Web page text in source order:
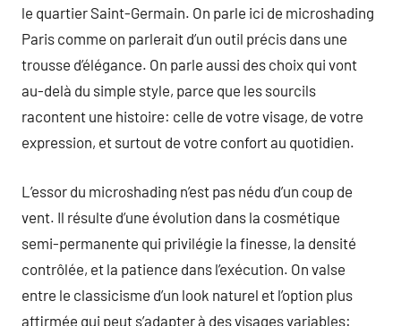
le quartier Saint-Germain. On parle ici de microshading
Paris comme on parlerait d’un outil précis dans une
trousse d’élégance. On parle aussi des choix qui vont
au-delà du simple style, parce que les sourcils
racontent une histoire: celle de votre visage, de votre
expression, et surtout de votre confort au quotidien.
L’essor du microshading n’est pas nédu d’un coup de
vent. Il résulte d’une évolution dans la cosmétique
semi-permanente qui privilégie la finesse, la densité
contrôlée, et la patience dans l’exécution. On valse
entre le classicisme d’un look naturel et l’option plus
affirmée qui peut s’adapter à des visages variables: